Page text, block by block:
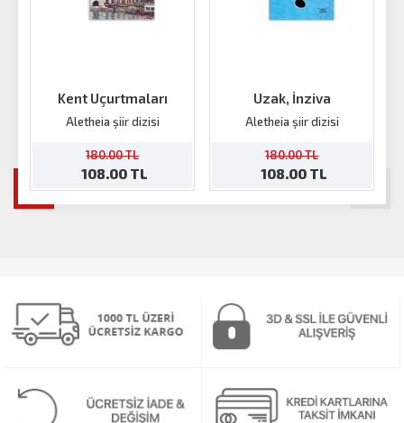
Kent Uçurtmaları
Aletheia şiir dizisi
180.00 TL
108.00 TL
Uzak, İnziva
Aletheia şiir dizisi
180.00 TL
108.00 TL